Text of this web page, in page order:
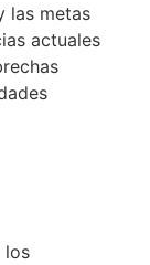
las metas
actuales
los